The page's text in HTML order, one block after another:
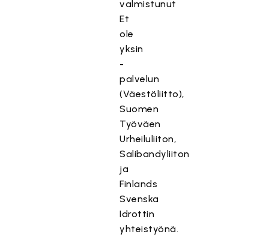
valmistunut
Et
ole
yksin
-
palvelun
(Väestöliitto),
Suomen
Työväen
Urheiluliiton,
Salibandyliiton
ja
Finlands
Svenska
Idrottin
yhteistyönä.